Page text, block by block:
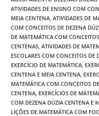
ATIVIDADES DE ENSINO COM
MEIA CENTENA ATIVIDADES DE
COM CONCEITOS DE DEZENA
DE MATEMÁTICA COM
CENTENAS ATIVIDADES DE
ESCOLARES COM CONCEITOS
EXERCÍCIO DE MATEMÁTICA
CENTENA E MEIA CENTENA
MATEMÁTICA COM CONCEITOS
CENTENA EXERCÍCIOS DE
COM DEZENA DÚZIA CENTENA E
LIÇÕES DE MATEMÁTICA COM